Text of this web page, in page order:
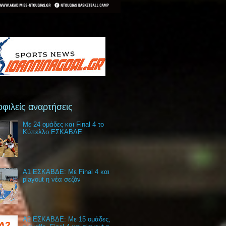
αναρτήσεις
Με 24 ομάδες και Final 4 το
Κύπελλο ΕΣΚΑΒΔΕ
Α1 ΕΣΚΑΒΔΕ: Με Final 4 και
playout η νέα σεζόν
Α2 ΕΣΚΑΒΔΕ: Με 15 ομάδες,